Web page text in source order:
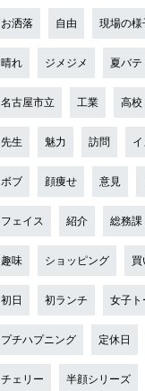
お洒落 自由 現場の様
晴れ ジメジメ 夏バテ
名古屋市立 工業 高校
先生 魅力 訪問
ボブ 顔痩せ 意見
フェイス 紹介 総務課
趣味 ショッピング 買
初日 初ランチ 女子ト
プチハプニング 定休日
チェリー 半顔シリーズ